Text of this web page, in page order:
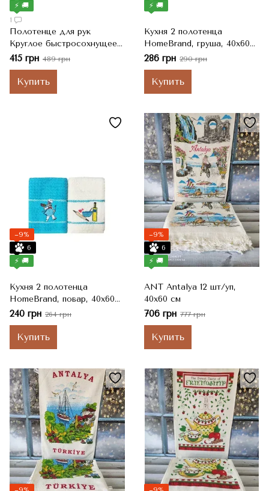
⚡ 🚚
1
Полотенце для рук
Круглое быстросохнущее
из микрофибры Ø 17 см,
Синий
415 грн 489 грн
Купить
⚡ 🚚
Кухня 2 полотенца
HomeBrand, груша, 40x60
см
286 грн 290 грн
Купить
−9%
6
⚡ 🚚
Кухня 2 полотенца
HomeBrand, повар, 40x60
см
240 грн 264 грн
Купить
−9%
6
⚡ 🚚
ANT Antalya 12 шт/уп,
40x60 см
706 грн 777 грн
Купить